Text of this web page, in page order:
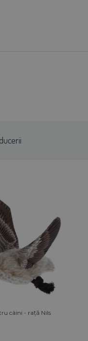
câini - rață Nils